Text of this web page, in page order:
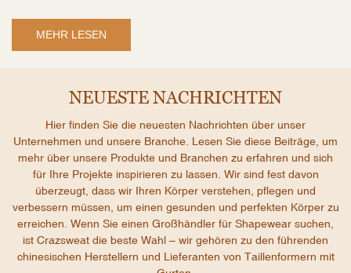
MEHR LESEN
NEUESTE NACHRICHTEN
Hier finden Sie die neuesten Nachrichten über unser
Unternehmen und unsere Branche. Lesen Sie diese Beiträge, um
mehr über unsere Produkte und Branchen zu erfahren und sich
für Ihre Projekte inspirieren zu lassen. Wir sind fest davon
überzeugt, dass wir Ihren Körper verstehen, pflegen und
verbessern müssen, um einen gesunden und perfekten Körper zu
erreichen. Wenn Sie einen Großhändler für Shapewear suchen,
ist Crazsweat die beste Wahl – wir gehören zu den führenden
chinesischen Herstellern und Lieferanten von Taillenformern mit